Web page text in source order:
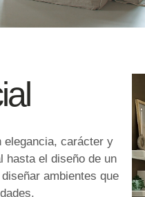
elegancia, carácter y
hasta el diseño de un
ambientes que